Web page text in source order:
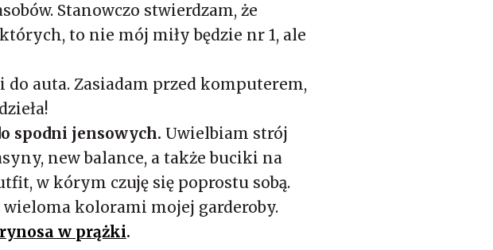
Stanowczo stwierdzam, że
to nie mój miły będzie nr 1, ale
auta. Zasiadam przed komputerem,
spodni jensowych. Uwielbiam strój
new balance, a także buciki na
w kórym czuję się poprostu sobą.
wieloma kolorami mojej garderoby.
w prążki.